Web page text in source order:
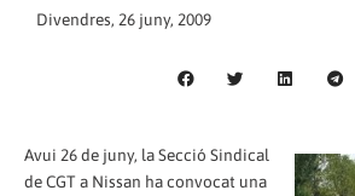
Divendres, 26 juny, 2009
Avui 26 de juny, la Secció Sindical
de CGT a Nissan ha convocat una